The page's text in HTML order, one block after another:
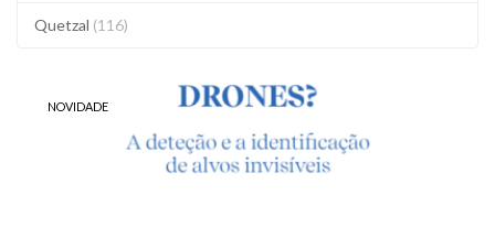
Quetzal (116)
NOVIDADE